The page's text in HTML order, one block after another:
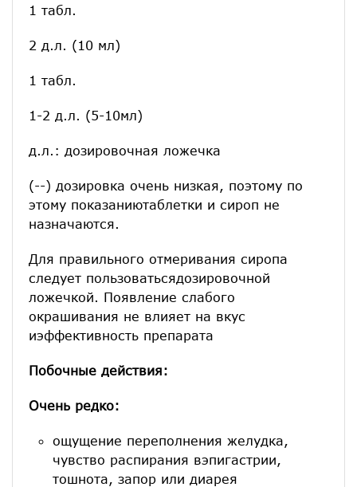
1 табл.
2 д.л. (10 мл)
1 табл.
1-2 д.л. (5-10мл)
д.л.: дозировочная ложечка
(--) дозировка очень низкая, поэтому по
этому показаниютаблетки и сироп не
назначаются.
Для правильного отмеривания сиропа
следует пользоватьсядозировочной
ложечкой. Появление слабого
окрашивания не влияет на вкус
иэффективность препарата
Побочные действия:
Очень редко:
ощущение переполнения желудка,
чувство распирания вэпигастрии,
тошнота, запор или диарея